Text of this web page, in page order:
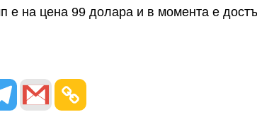
е на цена 99 долара и в момента е